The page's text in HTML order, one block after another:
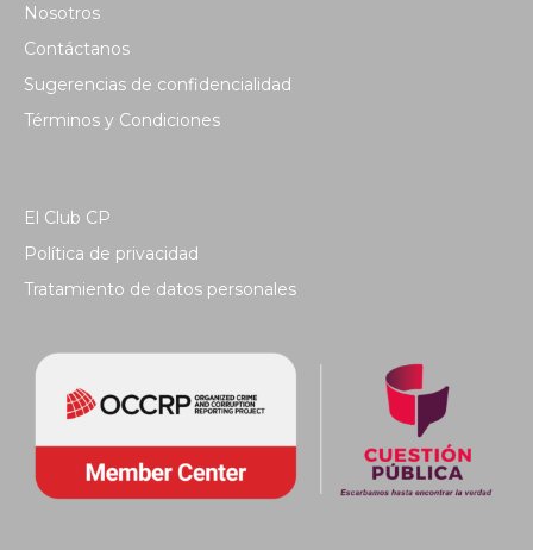
Nosotros
Contáctanos
Sugerencias de confidencialidad
Términos y Condiciones
El Club CP
Política de privacidad
Tratamiento de datos personales